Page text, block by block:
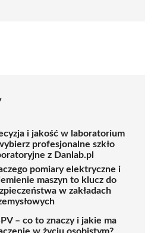
i jakość w laboratorium
profesjonalne szkło
z Danlab.pl
pomiary elektryczne i
maszyn to klucz do
w zakładach
– co to znaczy i jakie ma